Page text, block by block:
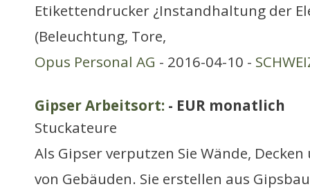
Etikettendrucker ¿Instandhaltung der
(Beleuchtung, Tore,
Opus Personal AG - 2016-04-10 -
Gipser Arbeitsort: - EUR monatlich
Stuckateure
Als Gipser verputzen Sie Wände,
von Gebäuden. Sie erstellen aus